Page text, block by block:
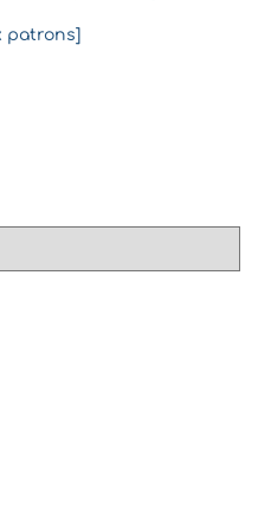
patrons]